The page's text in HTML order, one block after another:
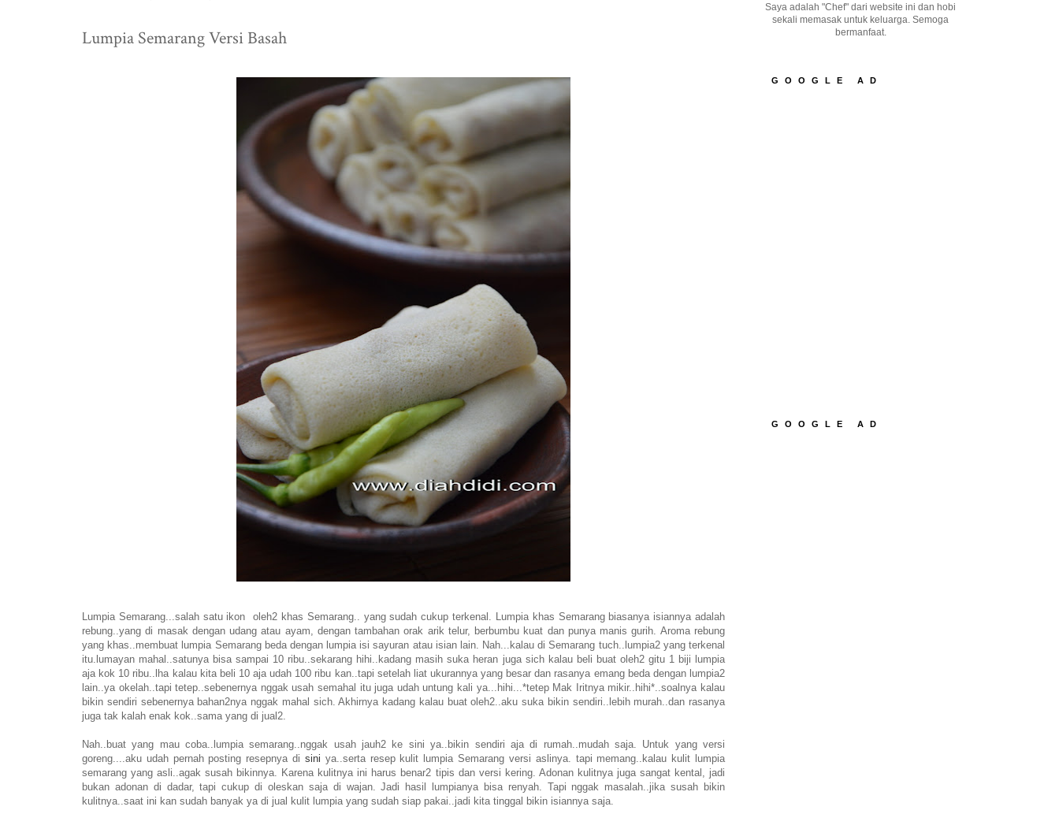
Lumpia Semarang Versi Basah
Lumpia Semarang...salah satu ikon oleh2 khas Semarang.. yang sudah cukup terkenal. Lumpia khas Semarang biasanya isiannya adalah
rebung..yang di masak dengan udang atau ayam, dengan tambahan orak arik telur, berbumbu kuat dan punya manis gurih. Aroma rebung
yang khas..membuat lumpia Semarang beda dengan lumpia isi sayuran atau isian lain. Nah...kalau di Semarang tuch..lumpia2 yang terkenal
itu.lumayan mahal..satunya bisa sampai 10 ribu..sekarang hihi..kadang masih suka heran juga sich kalau beli buat oleh2 gitu 1 biji lumpia
aja kok 10 ribu..lha kalau kita beli 10 aja udah 100 ribu kan..tapi setelah liat ukurannya yang besar dan rasanya emang beda dengan lumpia2
lain..ya okelah..tapi tetep..sebenernya nggak usah semahal itu juga udah untung kali ya...hihi...*tetep Mak Iritnya mikir..hihi*..soalnya kalau
bikin sendiri sebenernya bahan2nya nggak mahal sich. Akhirnya kadang kalau buat oleh2..aku suka bikin sendiri..lebih murah..dan rasanya
juga tak kalah enak kok..sama yang di jual2.
Nah..buat yang mau coba..lumpia semarang..nggak usah jauh2 ke sini ya..bikin sendiri aja di rumah..mudah saja. Untuk yang versi
goreng....aku udah pernah posting resepnya di sini ya..serta resep kulit lumpia Semarang versi aslinya. tapi memang..kalau kulit lumpia
semarang yang asli..agak susah bikinnya. Karena kulitnya ini harus benar2 tipis dan versi kering. Adonan kulitnya juga sangat kental, jadi
bukan adonan di dadar, tapi cukup di oleskan saja di wajan. Jadi hasil lumpianya bisa renyah. Tapi nggak masalah..jika susah bikin
kulitnya..saat ini kan sudah banyak ya di jual kulit lumpia yang sudah siap pakai..jadi kita tinggal bikin isiannya saja.
Saya adalah "Chef" dari website ini dan hobi
sekali memasak untuk keluarga. Semoga
bermanfaat.
GOOGLE AD
GOOGLE AD